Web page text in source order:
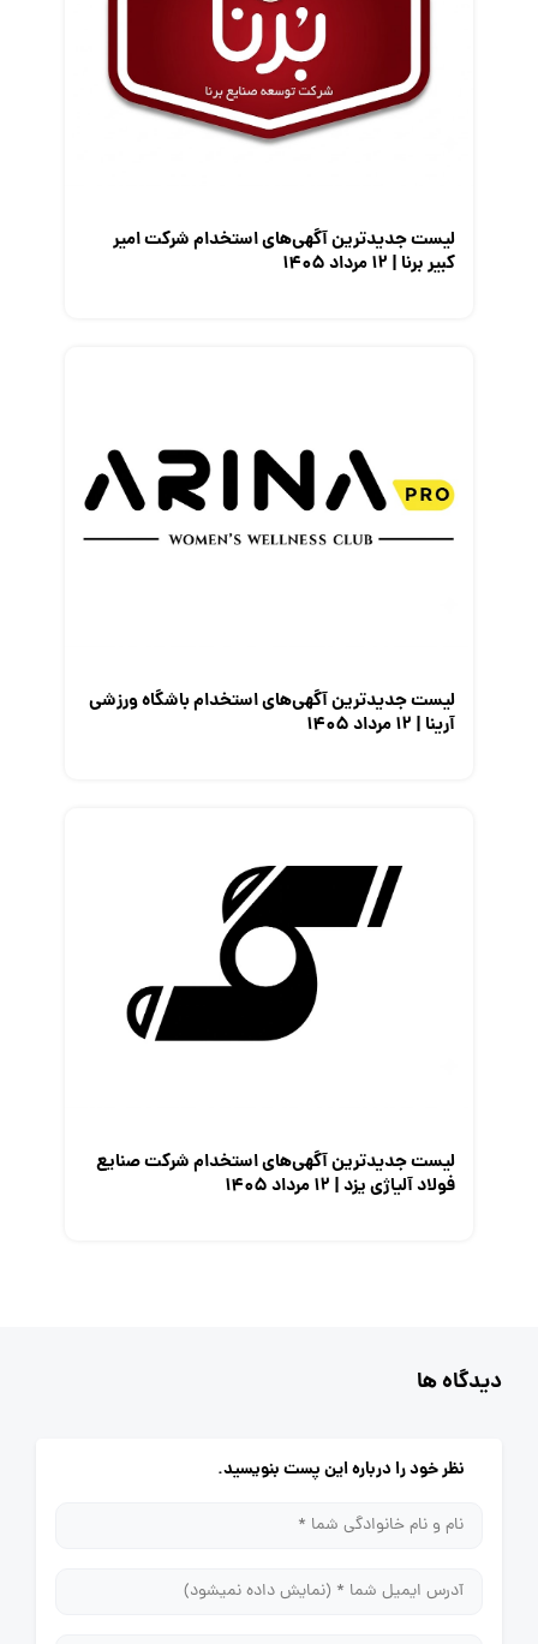
معرفی متخصصان منابع انسانی
لیست جدیدترین آگهی‌های استخدام شرکت امیر
کبیر برنا | ۱۲ مرداد ۱۴۰۵
لیست جدیدترین آگهی‌های استخدام باشگاه ورزشی
آرینا | ۱۲ مرداد ۱۴۰۵
لیست جدیدترین آگهی‌های استخدام شرکت صنایع
فولاد آلیاژی یزد | ۱۲ مرداد ۱۴۰۵
دیدگاه ها
نظر خود را درباره این پست بنویسید.